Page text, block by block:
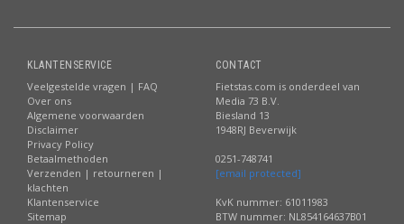
KLANTENSERVICE
Veelgestelde vragen | FAQ
Over ons
Algemene voorwaarden
Disclaimer
Privacy Policy
Betaalmethoden
Verzenden | retourneren |
klachten
Klantenservice
Sitemap
CONTACT
Fietstas.com is onderdeel van
Media 73 B.V.
Biesland 13
1948RJ Beverwijk
0251-748741
[email protected]
KvK nummer: 61011983
BTW nummer: NL854164637B01